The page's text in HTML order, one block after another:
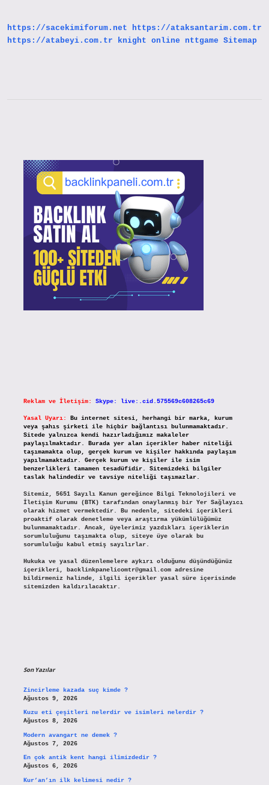
https://sacekimiforum.net
https://ataksantarim.com.tr
https://atabeyi.com.tr
knight online nttgame Sitemap
Reklam ve İletişim: Skype: live:.cid.575569c608265c69
Yasal Uyarı:
Bu internet sitesi, herhangi bir marka, kurum
veya şahıs şirketi ile hiçbir bağlantısı bulunmamaktadır.
Sitede yalnızca kendi hazırladığımız makaleler
paylaşılmaktadır. Burada yer alan içerikler haber niteliği
taşımamakta olup, gerçek kurum ve kişiler hakkında paylaşım
yapılmamaktadır. Gerçek kurum ve kişiler ile isim
benzerlikleri tamamen tesadüfidir. Sitemizdeki bilgiler
taslak halindedir ve tavsiye niteliği taşımazlar.
Sitemiz, 5651 Sayılı Kanun gereğince Bilgi Teknolojileri ve
İletişim Kurumu (BTK) tarafından onaylanmış bir Yer Sağlayıcı
olarak hizmet vermektedir. Bu nedenle, sitedeki içerikleri
proaktif olarak denetleme veya araştırma yükümlülüğümüz
bulunmamaktadır. Ancak, üyelerimiz yazdıkları içeriklerin
sorumluluğunu taşımakta olup, siteye üye olarak bu
sorumluluğu kabul etmiş sayılırlar.
Hukuka ve yasal düzenlemelere aykırı olduğunu düşündüğünüz
içerikleri,
backlinkpanelicomtr@gmail.comadresine
bildirmeniz halinde, ilgili içerikler yasal süre içerisinde
sitemizden kaldırılacaktır.
Son Yazılar
Zincirleme kazada suç kimde ?
Ağustos 9, 2026
Kuzu eti çeşitleri nelerdir ve isimleri nelerdir ?
Ağustos 8, 2026
Modern avangart ne demek ?
Ağustos 7, 2026
En çok antik kent hangi ilimizdedir ?
Ağustos 6, 2026
Kur’an’ın ilk kelimesi nedir ?